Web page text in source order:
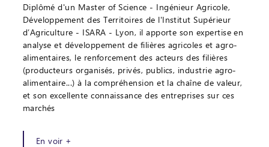
Diplômé d'un Master of Science - Ingénieur Agricole,
Développement des Territoires de l'Institut Supérieur
d’Agriculture - ISARA - Lyon, il apporte son expertise en
analyse et développement de filières agricoles et agro-
alimentaires, le renforcement des acteurs des filières
(producteurs organisés, privés, publics, industrie agro-
alimentaire...) à la compréhension et la chaîne de valeur,
et son excellente connaissance des entreprises sur ces
marchés
En voir +